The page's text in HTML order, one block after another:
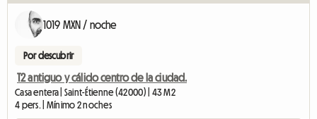
1019 MXN / noche
Por descubrir
T2 antiguo y cálido centro de la ciudad.
Casa entera | Saint-Étienne (42000) | 43 M2
4 pers. | Mínimo 2 noches